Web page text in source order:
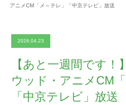
アニメCM「メ～テレ」「中京テレビ」放送
2026.04.23
【あと一週間です！
ウッド・アニメCM「
「中京テレビ」放送